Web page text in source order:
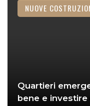
Quartieri
bene e
NUOVE